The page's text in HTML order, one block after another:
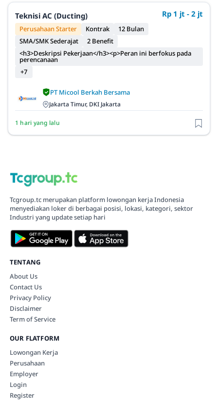
Teknisi AC (Ducting) Rp 1 jt - 2 jt
Perusahaan Starter Kontrak
12 Bulan
SMA/SMK Sederajat
2 Benefit
<h3>Deskripsi Pekerjaan</h3><p>Peran ini berfokus pada
perencanaan
+7
PT Micool Berkah Bersama
Jakarta Timur, DKI Jakarta
1 hari yang lalu
Tcgroup.tc merupakan platform lowongan kerja Indonesia
menyediakan loker di berbagai posisi, lokasi, kategori, sektor
Industri yang update setiap hari
TENTANG
About Us
Contact Us
Privacy Policy
Disclaimer
Term of Service
OUR FLATFORM
Lowongan Kerja
Perusahaan
Employer
Login
Register